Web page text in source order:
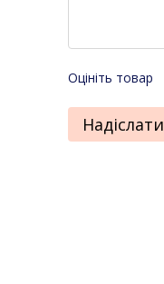
Оцініть товар
Надіслати